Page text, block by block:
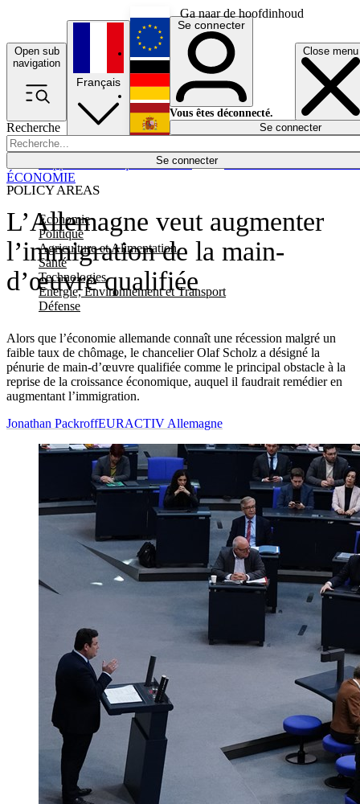
Ga naar de hoofdinhoud
Open sub
navigation
Close menu
Recherche
Se connecter
POLICY AREAS
Economie
Politique
Agriculture et Alimentation
Santé
Technologies
Energie, Environnement et Transport
Défense
Économie
Français
English
Deutsch
Español
Se connecter
Vous êtes déconnecté.
Se connecter
L’Allemagne veut augmenter
l’immigration de la main-
d’œuvre qualifiée
Alors que l’économie allemande connaît une récession malgré un
faible taux de chômage, le chancelier Olaf Scholz a désigné la
pénurie de main-d’œuvre qualifiée comme le principal obstacle à la
reprise de la croissance économique, auquel il faudrait remédier en
augmentant l’immigration.
ÉCONOMIE
Jonathan PackroffEURACTIV Allemagne